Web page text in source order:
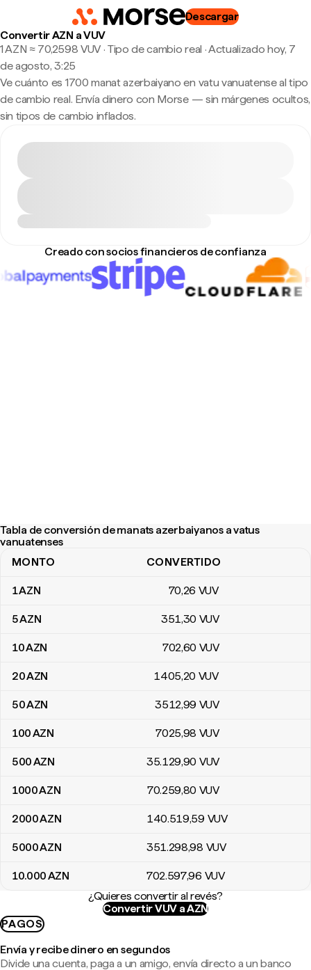
Descargar
Convertir AZN a VUV
1 AZN ≈ 70,2598 VUV · Tipo de cambio real ·Actualizado hoy, 7
de agosto, 3:25
Ve cuánto es 1700 manat azerbaiyano en vatu vanuatense al tipo
de cambio real. Envía dinero con Morse — sin márgenes ocultos,
sin tipos de cambio inflados.
Creado con socios financieros de confianza
Tabla de conversión de manats azerbaiyanos a vatus
vanuatenses
Tabla de conversión de manats azerbaiyanos a vatus
MONTO CONVERTIDO
1AZN 70,26 VUV
5AZN 351,30 VUV
10AZN 702,60 VUV
20AZN 1405,20 VUV
50AZN 3512,99 VUV
100AZN 7025,98 VUV
500AZN 35.129,90 VUV
1000AZN 70.259,80 VUV
2000AZN 140.519,59 VUV
5000AZN 351.298,98 VUV
10.000AZN 702.597,96 VUV
¿Quieres convertir al revés?
Convertir VUV a AZN
PAGOS
Envía y recibe dinero en segundos
Divide una cuenta, paga a un amigo, envía directo a un banco